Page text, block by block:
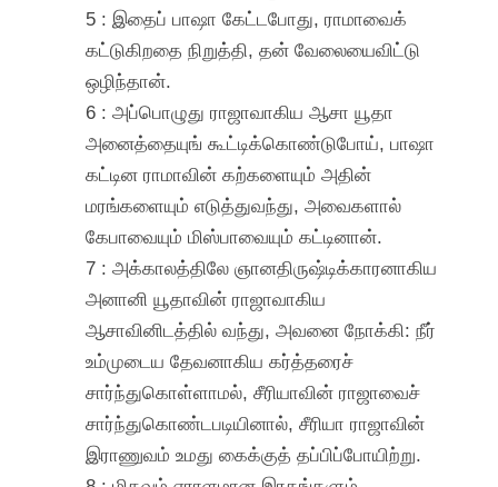
5 : இதைப் பாஷா கேட்டபோது, ராமாவைக்
கட்டுகிறதை நிறுத்தி, தன் வேலையைவிட்டு
ஒழிந்தான்.
6 : அப்பொழுது ராஜாவாகிய ஆசா யூதா
அனைத்தையுங் கூட்டிக்கொண்டுபோய், பாஷா
கட்டின ராமாவின் கற்களையும் அதின்
மரங்களையும் எடுத்துவந்து, அவைகளால்
கேபாவையும் மிஸ்பாவையும் கட்டினான்.
7 : அக்காலத்திலே ஞானதிருஷ்டிக்காரனாகிய
அனானி யூதாவின் ராஜாவாகிய
ஆசாவினிடத்தில் வந்து, அவனை நோக்கி: நீர்
உம்முடைய தேவனாகிய கர்த்தரைச்
சார்ந்துகொள்ளாமல், சீரியாவின் ராஜாவைச்
சார்ந்துகொண்டபடியினால், சீரியா ராஜாவின்
இராணுவம் உமது கைக்குத் தப்பிப்போயிற்று.